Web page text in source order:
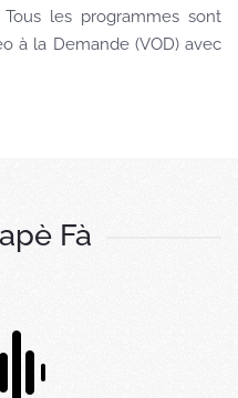
les programmes sont
à la Demande (VOD) avec
Fà